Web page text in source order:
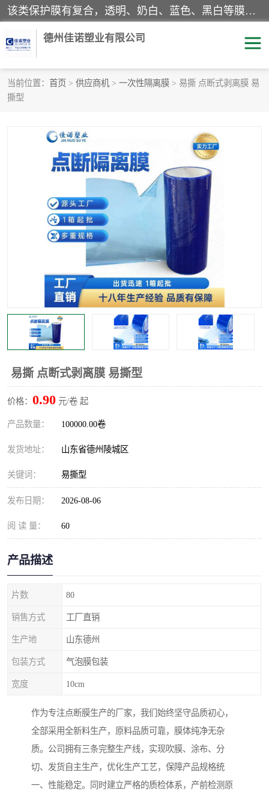
该类保护膜有复合，透明、奶白、蓝色、黑白等膜型。特高粘，高粘，中高粘，中粘，中低粘，低粘等。对于不同的粘力要求有相应的产品相适配。无胶渍残留污染。在较宽的收卷幅度下平整无皱纹，收卷长度大，利于机械化及自动化施工粘贴。为您的产品提供的表面保护解决方案。 产品广泛适用于：铝材、不锈钢、金属、塑料、电子、家电、家具、玻璃、化工材料、装饰材料等。
德州佳诺塑业有限公司
当前位置： 首页 > 供应商机 > 一次性隔离膜 > 易撕 点断式剥离膜 易
撕型
易撕 点断式剥离膜 易撕型
价格： 0.90 元/卷 起
产品数量： 100000.00卷
发货地址： 山东省德州陵城区
关键词： 易撕型
发布日期： 2026-08-06
阅 读 量： 60
产品描述
片数 80
销售方式 工厂直销
生产地 山东德州
包装方式 气泡膜包装
宽度 10cm
作为专注点断膜生产的厂家，我们始终坚守品质初心，
全部采用全新料生产，原料品质可靠，膜体纯净无杂
质。公司拥有三条完整生产线，实现吹膜、涂布、分
切、发货自主生产，优化生产工艺，保障产品规格统
一、性能稳定。同时建立严格的质检体系，产前检测原
pe保护膜
地毯保护膜 家具保护膜
拉伸缠绕膜 透明保护膜
乳白保护膜
明蓝保护膜 纯黑保护膜
彩钢板保护膜
不绣钢板保护膜 两边上胶保护膜
窗缝阻风胶带 铝板保护膜
不锈钢板保护膜 一次性隔离膜